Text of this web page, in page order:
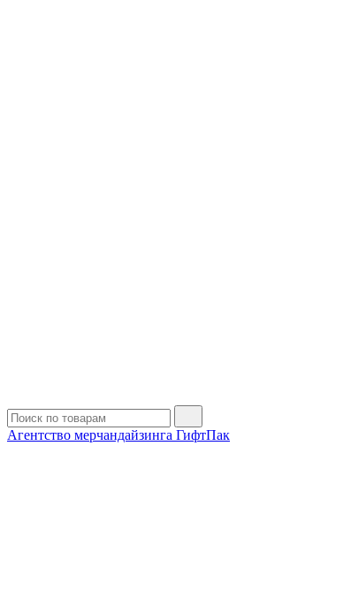
Агентство мерчандайзинга ГифтПак